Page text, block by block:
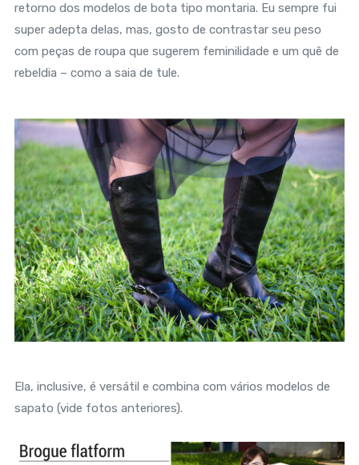
retorno dos modelos de bota tipo montaria. Eu sempre fui
super adepta delas, mas, gosto de contrastar seu peso
com peças de roupa que sugerem feminilidade e um quê de
rebeldia – como a saia de tule.
Ela, inclusive, é versátil e combina com vários modelos de
sapato (vide fotos anteriores).